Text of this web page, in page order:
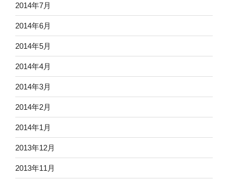
2014年7月
2014年6月
2014年5月
2014年4月
2014年3月
2014年2月
2014年1月
2013年12月
2013年11月